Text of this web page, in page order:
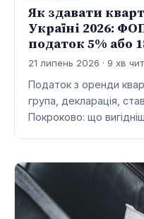
Як здавати
Україні 2026:
податок 5% або
21 липень 2026 · 9 хв
Податок з оренди
група, декларація,
Покроково: що